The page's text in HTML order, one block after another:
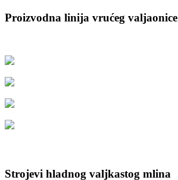
Proizvodna linija vrućeg valjaonice
Strojevi hladnog valjkastog mlina